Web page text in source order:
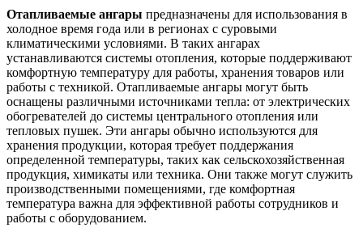
Отапливаемые ангары предназначены для использования в
холодное время года или в регионах с суровыми
климатическими условиями. В таких ангарах
устанавливаются системы отопления, которые поддерживают
комфортную температуру для работы, хранения товаров или
работы с техникой. Отапливаемые ангары могут быть
оснащены различными источниками тепла: от электрических
обогревателей до системы центрального отопления или
тепловых пушек. Эти ангары обычно используются для
хранения продукции, которая требует поддержания
определенной температуры, таких как сельскохозяйственная
продукция, химикаты или техника. Они также могут служить
производственными помещениями, где комфортная
температура важна для эффективной работы сотрудников и
работы с оборудованием.